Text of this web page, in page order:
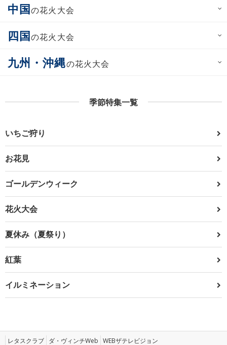
中国の花火大会
四国の花火大会
九州・沖縄の花火大会
季節特集一覧
いちご狩り
お花見
ゴールデンウィーク
花火大会
夏休み（夏祭り）
紅葉
イルミネーション
レタスクラブ ダ・ヴィンチWeb WEBザテレビジョン